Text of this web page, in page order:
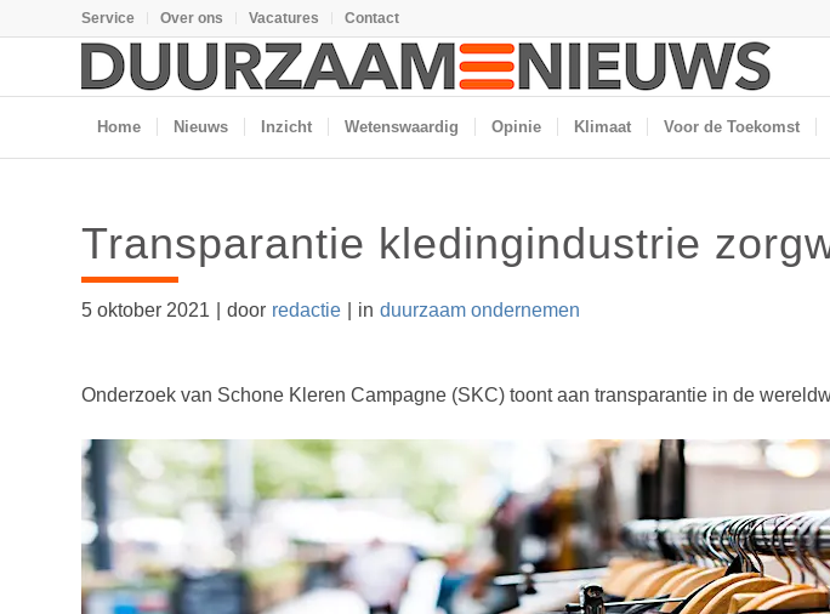
Service Over ons Vacatures Contact
Home Nieuws Inzicht Wetenswaardig Opinie Klimaat Voor de Toekomst
Transparantie kledingindustrie
5 oktober 2021 door redactie in duurzaam ondernemen
Onderzoek van Schone Kleren Campagne (SKC) toont aan transparantie in de